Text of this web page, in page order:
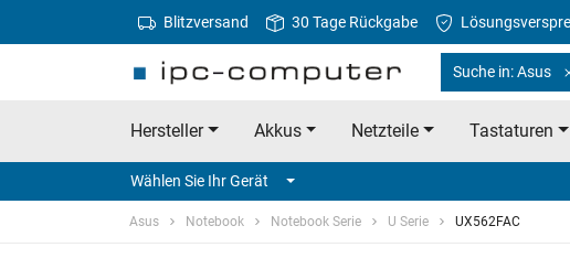
Blitzversand 30 Tage Rückgabe
Suche in: Asus
Hersteller Akkus Netzteile Tastaturen
Wählen Sie Ihr Gerät
Asus Notebook Notebook Serie U Serie UX562FAC